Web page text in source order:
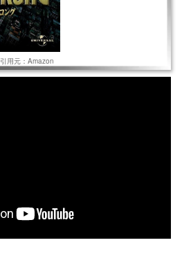
引用元：Amazon